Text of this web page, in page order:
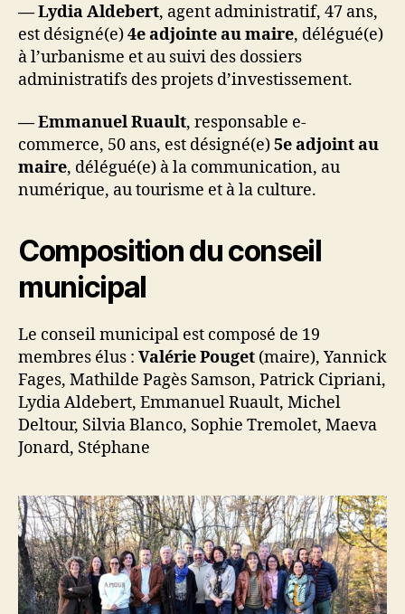
— Lydia Aldebert, agent administratif, 47 ans,
est désigné(e)4e adjointe au maire, délégué(e)
à l’urbanisme et au suivi des dossiers
administratifs des projets d’investissement.
— Emmanuel Ruault, responsable e-
commerce, 50 ans, est désigné(e)5e adjoint au
maire, délégué(e) à la communication, au
numérique, au tourisme et à la culture.
Composition du conseil
municipal
Le conseil municipal est composé de 19
membres élus : Valérie Pouget (maire), Yannick
Fages, Mathilde Pagès Samson, Patrick Cipriani,
Lydia Aldebert, Emmanuel Ruault, Michel
Deltour, Silvia Blanco, Sophie Tremolet, Maeva
Jonard, Stéphane